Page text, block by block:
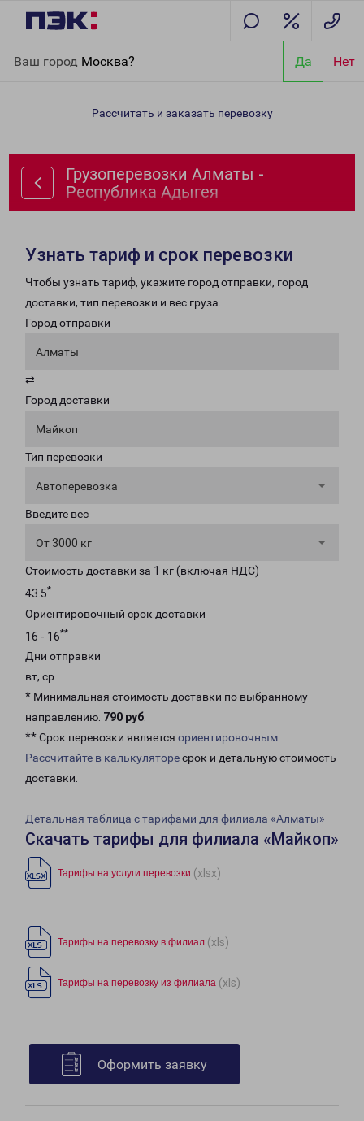
Ваш город Москва? Да Нет
Адыгея
Рассчитать и заказать перевозку
Грузоперевозки Алматы -
Республика Адыгея
Узнать тариф и срок перевозки
Чтобы узнать тариф, укажите город отправки, город
доставки, тип перевозки и вес груза.
Город отправки
Алматы
⇄
Город доставки
Майкоп
Тип перевозки
Автоперевозка
Введите вес
От 3000 кг
Стоимость доставки за 1 кг (включая НДС)
43.5*
Ориентировочный срок доставки
16 - 16**
Дни отправки
вт, ср
* Минимальная стоимость доставки по выбранному
направлению: 790 руб.
** Срок перевозки является ориентировочным
Рассчитайте в калькуляторесрок и детальную стоимость
доставки.
Детальная таблица с тарифами для филиала «Алматы»
Скачать тарифы для филиала «Майкоп»
Тарифы на услуги перевозки (xlsx)
Тарифы на перевозку в филиал (xls)
Тарифы на перевозку из филиала (xls)
Оформить заявку